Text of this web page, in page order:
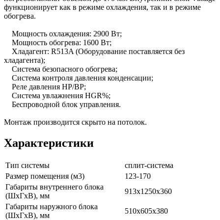
функционирует как в режиме охлаждения, так и в режиме
обогрева.
Мощность охлаждения: 2900 Вт;
Мощность обогрева: 1600 Вт;
Хладагент: R513A (Оборудование поставляется без
хладагента);
Система безопасного обогрева;
Система контроля давления конденсации;
Реле давления HP/BP;
Система увлажнения HGR%;
Беспроводной блок управления.
Монтаж производится скрыто на потолок.
Характеристики
Тип системы
сплит-система
Размер помещения (м3)
123-170
Габариты внутреннего блока
(ШxГxВ), мм
913х1250х360
Габариты наружного блока
(ШxГxВ), мм
510х605х380